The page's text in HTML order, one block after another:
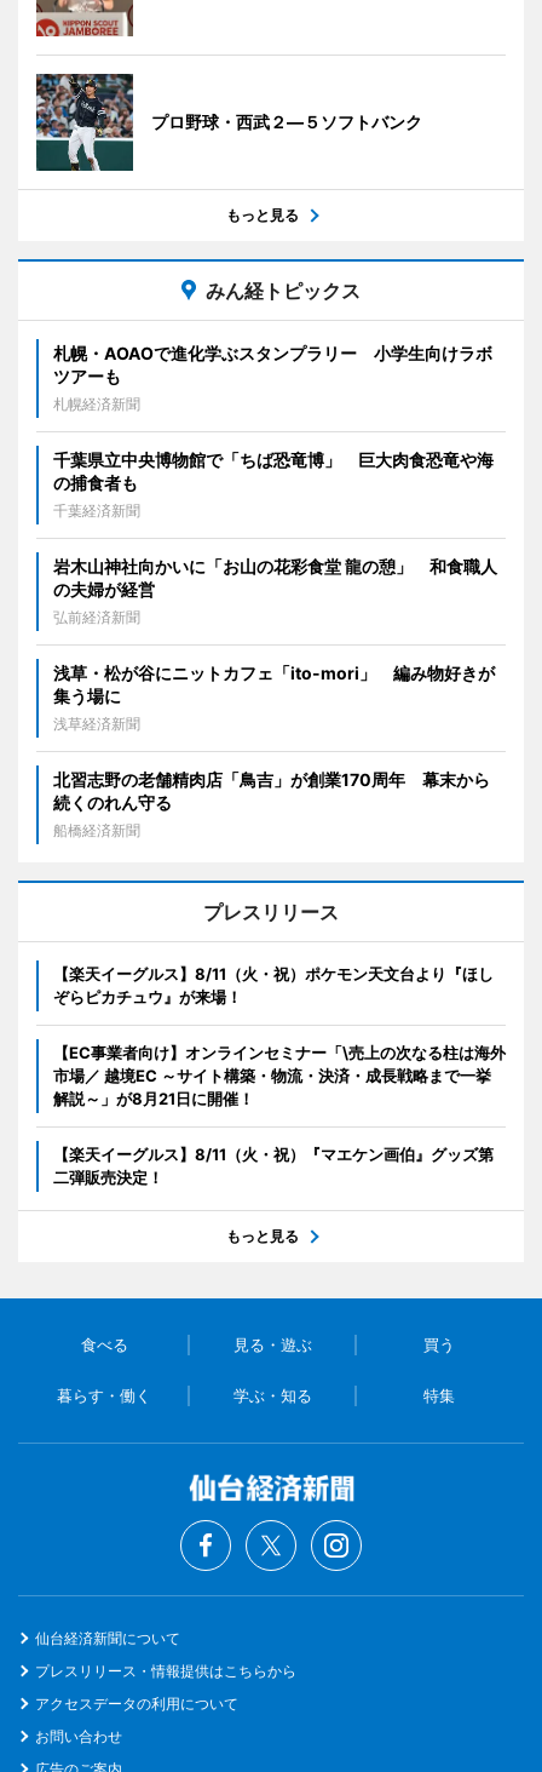
プロ野球・西武２―５ソフトバンク
もっと見る
みん経トピックス
札幌・AOAOで進化学ぶスタンプラリー 小学生向けラボ
ツアーも
札幌経済新聞
千葉県立中央博物館で「ちば恐竜博」 巨大肉食恐竜や海
の捕食者も
千葉経済新聞
岩木山神社向かいに「お山の花彩食堂 龍の憩」 和食職人
の夫婦が経営
弘前経済新聞
浅草・松が谷にニットカフェ「ito-mori」 編み物好きが
集う場に
浅草経済新聞
北習志野の老舗精肉店「鳥吉」が創業170周年 幕末から
続くのれん守る
船橋経済新聞
プレスリリース
【楽天イーグルス】8/11（火・祝）ポケモン天文台より『ほし
ぞらピカチュウ』が来場！
【EC事業者向け】オンラインセミナー「\売上の次なる柱は海外
市場／ 越境EC ～サイト構築・物流・決済・成長戦略まで一挙
解説～」が8月21日に開催！
【楽天イーグルス】8/11（火・祝）『マエケン画伯』グッズ第
二弾販売決定！
もっと見る
食べる 見る・遊ぶ 買う
暮らす・働く 学ぶ・知る 特集
仙台経済新聞について
プレスリリース・情報提供はこちらから
アクセスデータの利用について
お問い合わせ
広告のご案内